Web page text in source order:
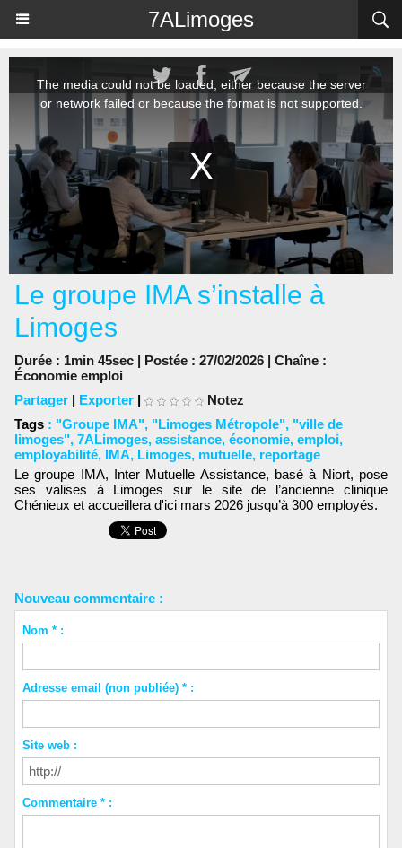
7ALimoges
Le groupe IMA s’installe à
Limoges
Durée : 1min 45sec | Postée : 27/02/2026 | Chaîne :
Économie emploi
Partager | Exporter |
Notez
Tags : "Groupe IMA", "Limoges Métropole", "ville de
limoges", 7ALimoges, assistance, économie, emploi,
employabilité, IMA, Limoges, mutuelle, reportage
Le groupe IMA, Inter Mutuelle Assistance, basé à Niort, pose
ses valises à Limoges sur le site de l’ancienne clinique
Chénieux et accueillera d'ici mars 2026 jusqu’à 300 employés.
Nouveau commentaire :
Nom * :
Adresse email (non publiée) * :
Site web :
Commentaire * :